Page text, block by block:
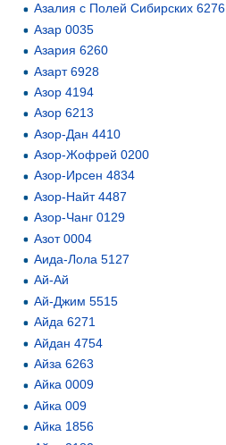
Азалия с Полей Сибирских 6276
Азар 0035
Азария 6260
Азарт 6928
Азор 4194
Азор 6213
Азор-Дан 4410
Азор-Жофрей 0200
Азор-Ирсен 4834
Азор-Найт 4487
Азор-Чанг 0129
Азот 0004
Аида-Лола 5127
Ай-Ай
Ай-Джим 5515
Айда 6271
Айдан 4754
Айза 6263
Айка 0009
Айка 009
Айка 1856